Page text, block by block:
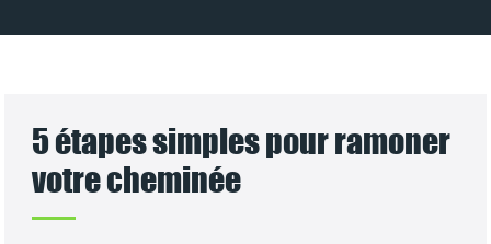
5 étapes simples pour ramoner
votre cheminée